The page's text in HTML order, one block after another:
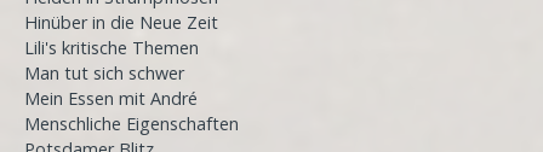
Hinüber in die Neue Zeit
Lili's kritische Themen
Man tut sich schwer
Mein Essen mit André
Menschliche Eigenschaften